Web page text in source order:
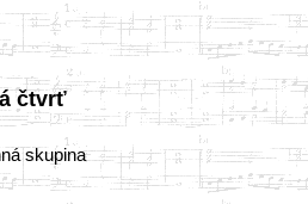
čtvrť
skupina